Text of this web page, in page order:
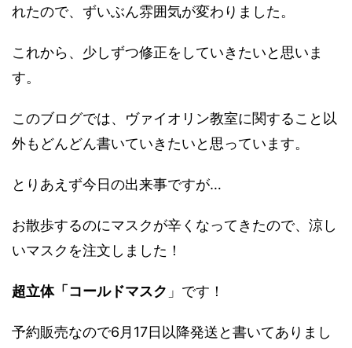
れたので、ずいぶん雰囲気が変わりました。
これから、少しずつ修正をしていきたいと思いま
す。
このブログでは、ヴァイオリン教室に関すること以
外もどんどん書いていきたいと思っています。
とりあえず今日の出来事ですが…
お散歩するのにマスクが辛くなってきたので、涼し
いマスクを注文しました！
超立体「コールドマスク 」です！
予約販売なので6月17日以降発送と書いてありまし